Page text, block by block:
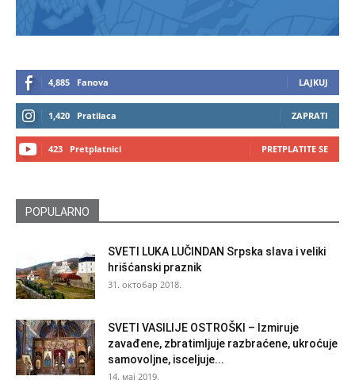
4,885 Fanova LAJKUJ
1,420 Pratilaca ZAPRATI
423 Pretplatnici PRETPLATITE SE
POPULARNO
SVETI LUKA LUČINDAN Srpska slava i veliki
hrišćanski praznik
31. октобар 2018.
SVETI VASILIJE OSTROŠKI – Izmiruje
zavađene, zbratimljuje razbraćene, ukroćuje
samovoljne, isceljuje...
14. мај 2019.